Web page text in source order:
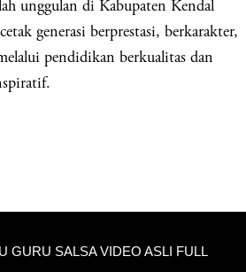
unggulan di Kabupaten Kendal
generasi berprestasi, berkarakter,
pendidikan berkualitas dan
GURU SALSA VIDEO ASLI FULL